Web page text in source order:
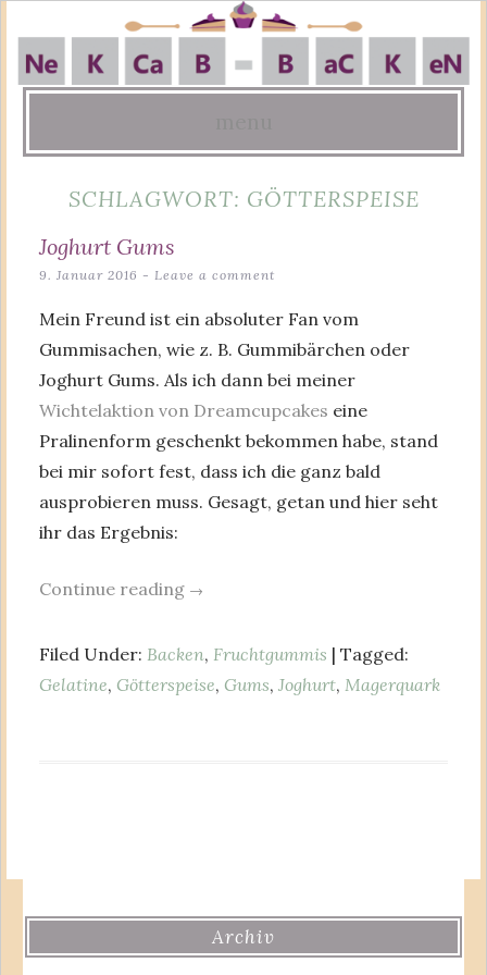
content
SCHLAGWORT: GÖTTERSPEISE
Joghurt Gums
9. Januar 2016 Leave a comment
Mein Freund ist ein absoluter Fan vom
Gummisachen, wie z. B. Gummibärchen oder
Joghurt Gums. Als ich dann bei meiner
Wichtelaktion von Dreamcupcakes eine
Pralinenform geschenkt bekommen habe, stand
bei mir sofort fest, dass ich die ganz bald
ausprobieren muss. Gesagt, getan und hier seht
ihr das Ergebnis:
Continue reading →
Filed Under: Backen, Fruchtgummis | Tagged:
Gelatine, Götterspeise, Gums, Joghurt, Magerquark
Archiv